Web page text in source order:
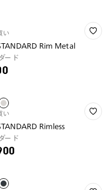
い
Rim Metal
ード
い
Rimless
ード